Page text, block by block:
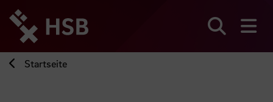
zum
Seiteninhalt
springen
Startseite